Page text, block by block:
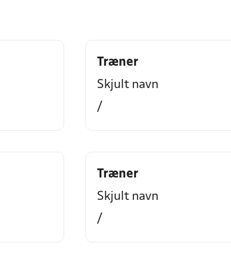
Træner
Skjult navn
/
Træner
Skjult navn
/